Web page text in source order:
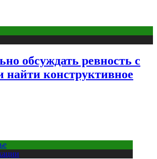
обсуждать ревность с
найти конструктивное